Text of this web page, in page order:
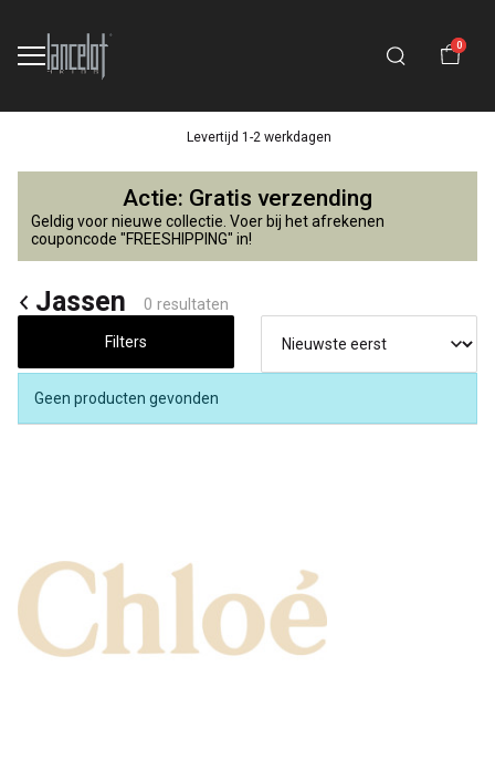
0
Levertijd 1-2 werkdagen
Jassen
Lancelot
4
Kids
Actie: Gratis verzending
Geldig voor nieuwe collectie. Voer bij het afrekenen
couponcode "FREESHIPPING" in!
Jassen 0 resultaten
Filters
Geen producten gevonden